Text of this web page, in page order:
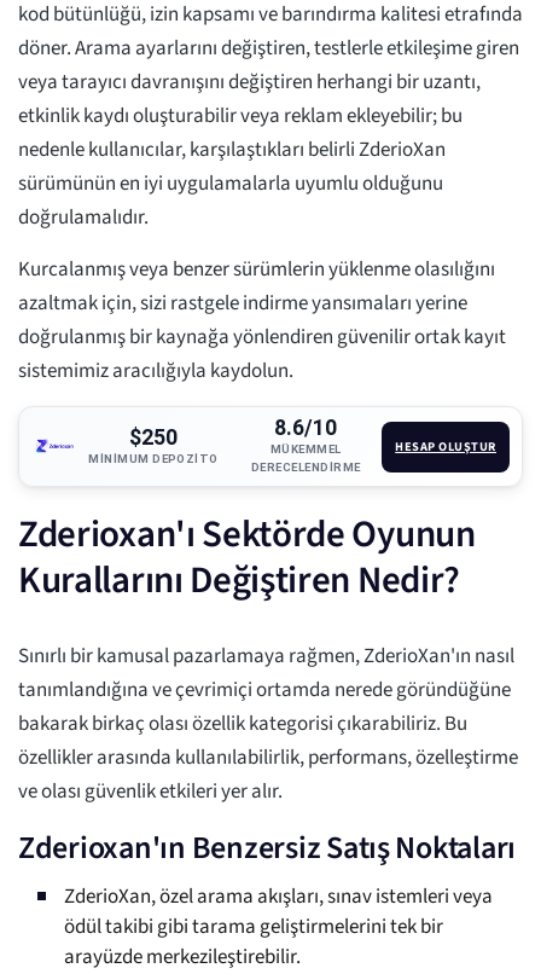
kod bütünlüğü, izin kapsamı ve barındırma kalitesi etrafında
döner. Arama ayarlarını değiştiren, testlerle etkileşime giren
veya tarayıcı davranışını değiştiren herhangi bir uzantı,
etkinlik kaydı oluşturabilir veya reklam ekleyebilir; bu
nedenle kullanıcılar, karşılaştıkları belirli ZderioXan
sürümünün en iyi uygulamalarla uyumlu olduğunu
doğrulamalıdır.
Kurcalanmış veya benzer sürümlerin yüklenme olasılığını
azaltmak için, sizi rastgele indirme yansımaları yerine
doğrulanmış bir kaynağa yönlendiren güvenilir ortak kayıt
sistemimiz aracılığıyla kaydolun.
$250
MINIMUM DEPOZITO
8.6/10
MÜKEMMEL
DERECELENDIRME
HESAP OLUŞTUR
Zderioxan'ı Sektörde Oyunun
Kurallarını Değiştiren Nedir?
Sınırlı bir kamusal pazarlamaya rağmen, ZderioXan'ın nasıl
tanımlandığına ve çevrimiçi ortamda nerede göründüğüne
bakarak birkaç olası özellik kategorisi çıkarabiliriz. Bu
özellikler arasında kullanılabilirlik, performans, özelleştirme
ve olası güvenlik etkileri yer alır.
Zderioxan'ın Benzersiz Satış Noktaları
ZderioXan, özel arama akışları, sınav istemleri veya
ödül takibi gibi tarama geliştirmelerini tek bir
arayüzde merkezileştirebilir.